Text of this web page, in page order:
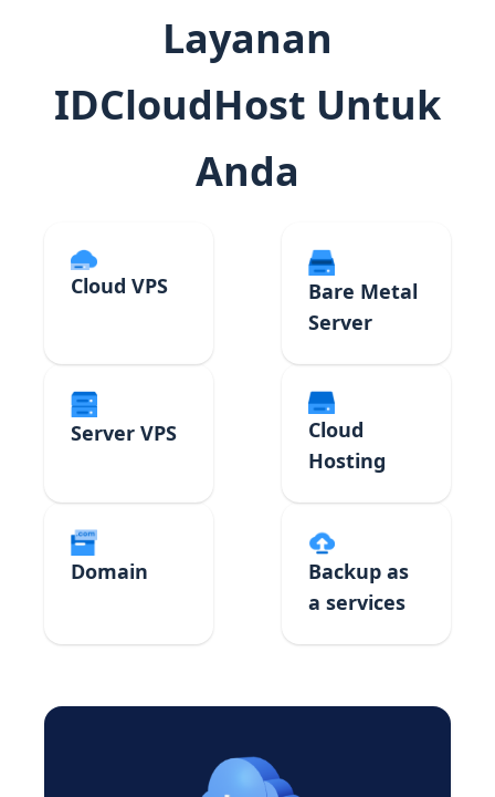
Layanan
IDCloudHost Untuk
Anda
Cloud VPS
Bare Metal
Server
Server VPS
Cloud
Hosting
Domain
Backup as
a services